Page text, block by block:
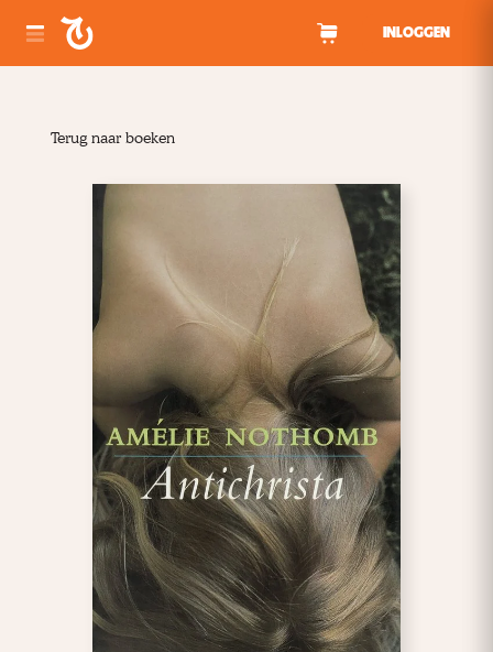
INLOGGEN
Terug naar boeken